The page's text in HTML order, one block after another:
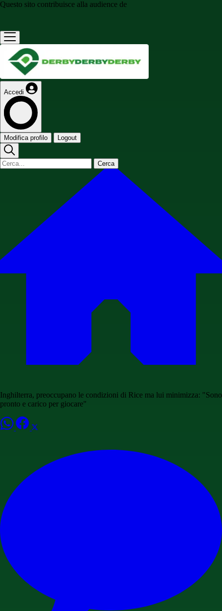
Questo sito contribuisce alla audience de
Accedi
Modifica profilo Logout
Cerca
Inghilterra, preoccupano le condizioni di Rice ma lui minimizza: "Sono
pronto e carico per giocare"